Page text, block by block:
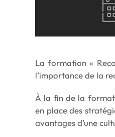
Autres
Moodle
La formation «
l’importance de la
À la fin de la
en place des
avantages d’une